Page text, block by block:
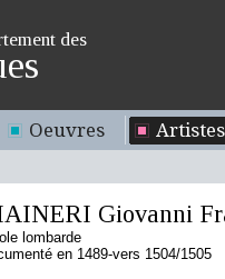
des
Oeuvres Artistes
Giovanni
lombarde
en 1489-vers 1504/1505